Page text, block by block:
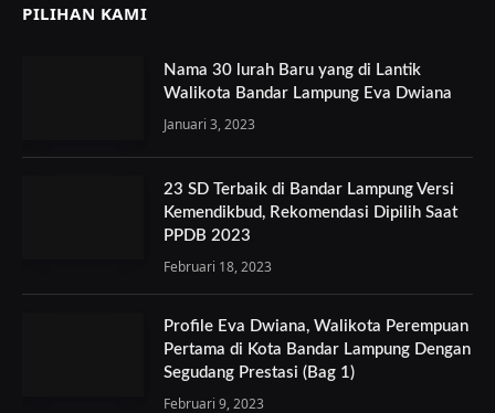
PILIHAN KAMI
Nama 30 lurah Baru yang di Lantik
Walikota Bandar Lampung Eva Dwiana
Januari 3, 2023
23 SD Terbaik di Bandar Lampung Versi
Kemendikbud, Rekomendasi Dipilih Saat
PPDB 2023
Februari 18, 2023
Profile Eva Dwiana, Walikota Perempuan
Pertama di Kota Bandar Lampung Dengan
Segudang Prestasi (Bag 1)
Februari 9, 2023